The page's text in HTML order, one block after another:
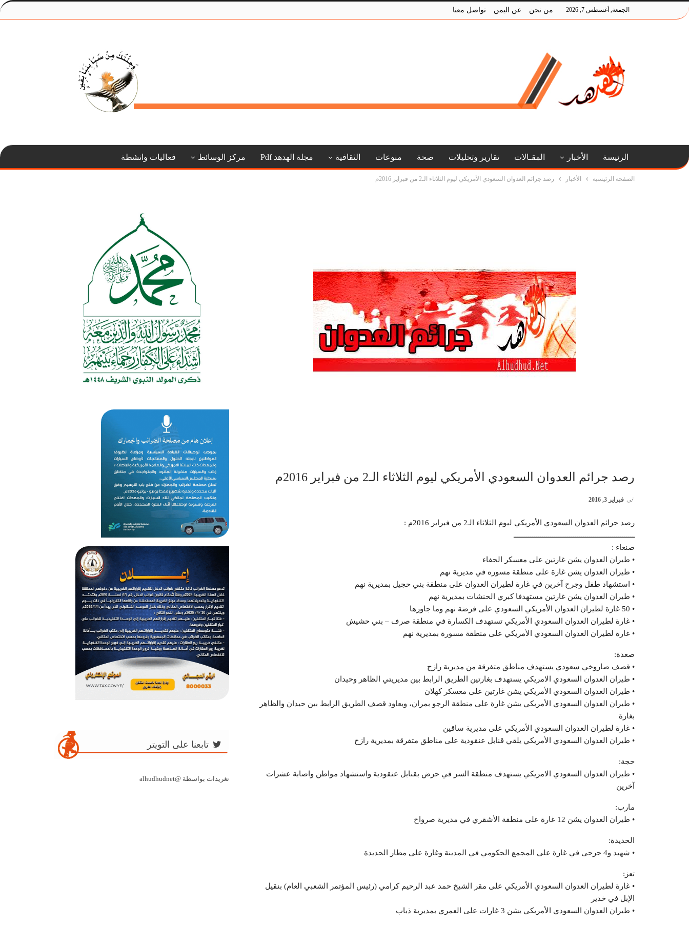
الجمعة, أغسطس 7, 2026 من نحن عن اليمن تواصل معنا
الرئيسة الأخبار المقـالات تقارير وتحليلات صحة منوعات الثقافية مجلة الهدهد Pdf مركز الوسائط فعاليات وانشطة
الصفحة الرئيسية الأخبار رصد جرائم العدوان السعودي الأمريكي ليوم الثلاثاء الـ2 من فبراير 2016م
رصد جرائم العدوان السعودي الأمريكي ليوم الثلاثاء الـ2 من فبراير 2016م
في فبراير 3, 2016
رصد جرائم العدوان السعودي الأمريكي ليوم الثلاثاء الـ2 من فبراير 2016م :
ـــــــــــــــــــــــــــــــــــــــــــــــــــــــــــ
صنعاء :
• طيران العدوان يشن غارتين على معسكر الحفاء
• طيران العدوان يشن غارة على منطقة مسوره في مديرية نهم
• استشهاد طفل وجرح آخرين في غارة لطيران العدوان على منطقة بني حجيل بمديرية نهم
• طيران العدوان يشن غارتين مستهدفا كبري الحنشات بمديرية نهم
• 50 غارة لطيران العدوان الأمريكي السعودي على فرضة نهم وما جاورها
• غارة لطيران العدوان السعودي الأمريكي تستهدف الكسارة في منطقة صرف – بني حشيش
• غارة لطيران العدوان السعودي الأمريكي على منطقة مسورة بمديرية نهم
صعدة:
• قصف صاروخي سعودي يستهدف مناطق متفرقة من مديرية رازح
• طيران العدوان السعودي الامريكي يستهدف بغارتين الطريق الرابط بين مديريتي الظاهر وحيدان
• طيران العدوان السعودي الأمريكي يشن غارتين على معسكر كهلان
• طيران العدوان السعودي الأمريكي يشن غارة على منطقة الرجو بمران، ويعاود قصف الطريق الرابط بين حيدان والظاهر
بغارة
• غارة لطيران العدوان السعودي الأمريكي على مديرية ساقين
• طيران العدوان السعودي الأمريكي يلقي قنابل عنقودية على مناطق متفرقة بمديرية رازح
حجة:
• طيران العدوان السعودي الامريكي يستهدف منطقة السر في حرض بقنابل عنقودية واستشهاد مواطن واصابة عشرات
آخرين
مارب:
• طيران العدوان يشن 12 غارة على منطقة الأشقري في مديرية صرواح
الحديدة:
• شهيد و4 جرحى في غارة على المجمع الحكومي في المدينة وغارة على مطار الحديدة
تعز:
• غارة لطيران العدوان السعودي الأمريكي على مقر الشيخ حمد عبد الرحيم كرامي (رئيس المؤتمر الشعبي العام) بنقيل
الإبل في خدير
• طيران العدوان السعودي الأمريكي يشن 3 غارات على العمري بمديرية ذباب
تابعنا على التويتر
تغريدات بواسطة @alhudhudnet